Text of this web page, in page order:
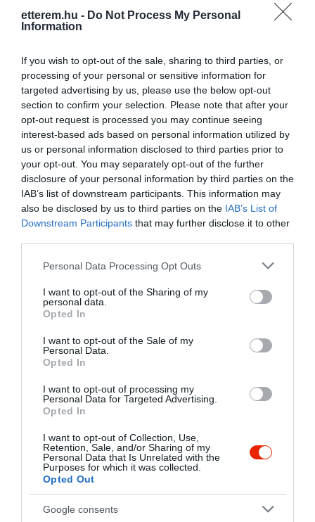
etterem.hu - Do Not Process My Personal
Information
If you wish to opt-out of the sale, sharing to third parties, or
processing of your personal or sensitive information for
targeted advertising by us, please use the below opt-out
section to confirm your selection. Please note that after your
opt-out request is processed you may continue seeing
interest-based ads based on personal information utilized by
us or personal information disclosed to third parties prior to
your opt-out. You may separately opt-out of the further
disclosure of your personal information by third parties on the
IAB’s list of downstream participants. This information may
also be disclosed by us to third parties on the IAB’s List of
Downstream Participants that may further disclose it to other
Please note that this website/app uses one or more Google
not limited to your visit or usage behaviour. You may click to
grant or deny consent to Google and its third-party tags to
use your data for below specified purposes in below Google
consent section.
Personal Data Processing Opt Outs
I want to opt-out of the Sharing of my
personal data.
Opted In
I want to opt-out of the Sale of my
Personal Data.
Opted In
I want to opt-out of processing my
Personal Data for Targeted Advertising.
Opted In
I want to opt-out of Collection, Use,
Retention, Sale, and/or Sharing of my
Personal Data that Is Unrelated with the
Purposes for which it was collected.
Opted Out
Google consents
+36 30 348 6674
osianiko@citromail.hu
Probléma jelentése Te vagy a tulajdonos?